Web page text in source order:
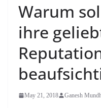
Warum
ihre
May 21, 2018 Ganesh